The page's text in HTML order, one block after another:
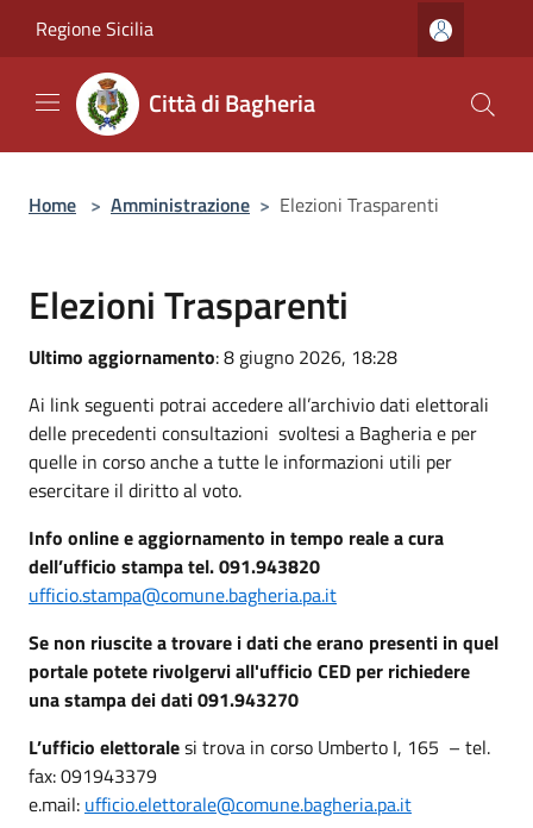
Regione Sicilia
Città di Bagheria
Home > Amministrazione > Elezioni Trasparenti
Elezioni Trasparenti
Ultimo aggiornamento: 8 giugno 2026, 18:28
Ai link seguenti potrai accedere all’archivio dati elettorali
delle precedenti consultazioni svoltesi a Bagheria e per
quelle in corso anche a tutte le informazioni utili per
esercitare il diritto al voto.
Info online e aggiornamento in tempo reale a cura
dell’ufficio stampa tel. 091.943820
ufficio.stampa@comune.bagheria.pa.it
Se non riuscite a trovare i dati che erano presenti in quel
portale potete rivolgervi all'ufficio CED per richiedere
una stampa dei dati 091.943270
L’ufficio elettoralesi trova in corso Umberto I, 165 – tel.
fax: 091943379
e.mail: ufficio.elettorale@comune.bagheria.pa.it